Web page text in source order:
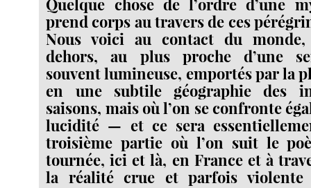
Quelque chose de l’ordre d’une
prend corps au travers de ces
Nous voici au contact du
dehors, au plus proche d’une
souvent lumineuse, emportés par la
en une subtile géographie des
saisons, mais où l’on se confronte
lucidité — et ce sera
troisième partie où l’on suit le
tournée, ici et là, en France et à
la réalité crue et parfois violente